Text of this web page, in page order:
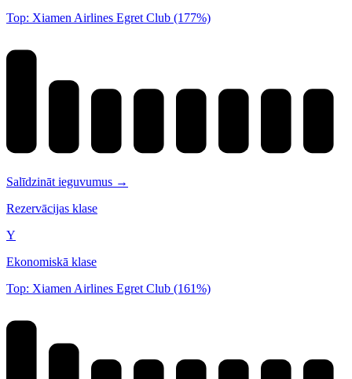
Top: Xiamen Airlines Egret Club (177%)
Salīdzināt ieguvumus →
Rezervācijas klase
Y
Ekonomiskā klase
Top: Xiamen Airlines Egret Club (161%)